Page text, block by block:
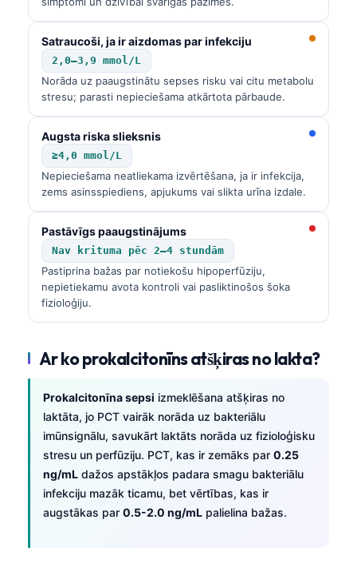
Satraucoši, ja ir aizdomas par infekciju
2,0–3,9 mmol/L
Norāda uz paaugstinātu sepses risku vai citu metabolu
stresu; parasti nepieciešama atkārtota pārbaude.
Augsta riska slieksnis
≥4,0 mmol/L
Nepieciešama neatliekama izvērtēšana, ja ir infekcija,
zems asinsspiediens, apjukums vai slikta urīna izdale.
Pastāvīgs paaugstinājums
Nav krituma pēc 2–4 stundām
Pastiprina bažas par notiekošu hipoperfūziju,
nepietiekamu avota kontroli vai pasliktinošos šoka
fizioloģiju.
Ar ko prokalcitonīns atšķiras no lakta?
Prokalcitonīna sepsi izmeklēšana atšķiras no
laktāta, jo PCT vairāk norāda uz bakteriālu
imūnsignālu, savukārt laktāts norāda uz fizioloģisku
stresu un perfūziju. PCT, kas ir zemāks par 0.25
ng/mL dažos apstākļos padara smagu bakteriālu
infekciju mazāk ticamu, bet vērtības, kas ir
augstākas par 0.5-2.0 ng/mL palielina bažas.